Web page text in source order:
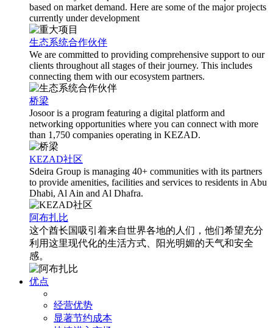
based on market demand. Here are some of the major projects
currently under development
生态系统合作伙伴
We are committed to providing comprehensive support to our
clients throughout all stages of their journey. This includes
connecting them with our ecosystem partners.
桥梁
Josoor is a program featuring a digital platform and
networking opportunities where you can connect with more
than 1,750 companies operating in KEZAD.
KEZAD社区
Sdeira Group is managing 40+ communities with its partners
to provide amenities, facilities and services to residents in Abu
Dhabi, Al Ain and Al Dhafra.
阿布扎比
这个酋长国吸引着来自世界各地的人们，他们希望充分
利用这里现代化的生活方式、阳光明媚的天气和安全
感。
优点
经营优势
显著节约成本